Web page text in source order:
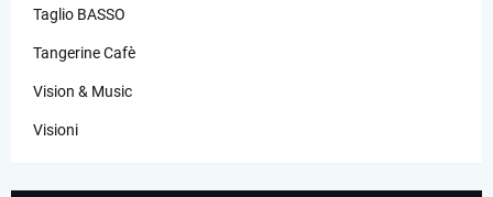
Taglio BASSO
Tangerine Cafè
Vision & Music
Visioni